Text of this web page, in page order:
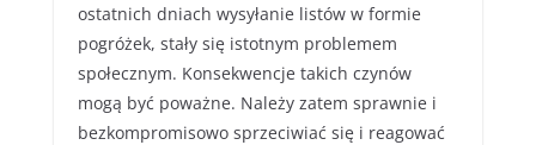
ostatnich dniach wysyłanie listów w formie
pogróżek, stały się istotnym problemem
społecznym. Konsekwencje takich czynów
mogą być poważne. Należy zatem sprawnie i
bezkompromisowo sprzeciwiać się i reagować